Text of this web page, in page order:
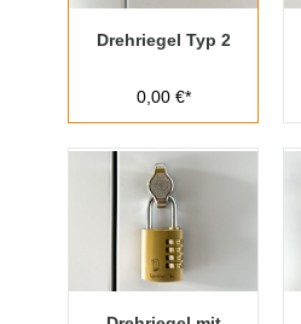
Drehriegel Typ 2
0,00 €*